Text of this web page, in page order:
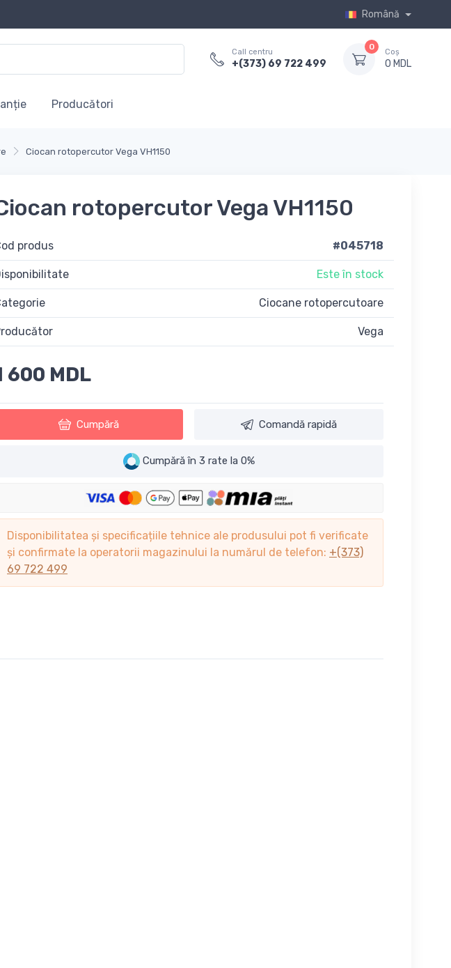
Română
Call centru
+(373) 69 722 499
0
Coș
0 MDL
Producători
Ciocan rotopercutor Vega VH1150
rotopercutor Vega VH1150
produs #045718
Este în stock
Ciocane rotopercutoare
Vega
600 MDL
Cumpără Comandă rapidă
Cumpără în 3 rate la 0%
Disponibilitatea și specificațiile tehnice ale produsului pot fi verificate
și confirmate la operatorii magazinului la numărul de telefon: +(373)
69 722 499